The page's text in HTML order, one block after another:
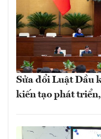
Sửa đổi Luật Dầu
kiến tạo phát